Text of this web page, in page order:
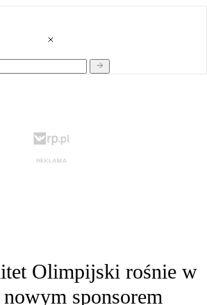
Olimpijski rośnie w
nowym sponsorem